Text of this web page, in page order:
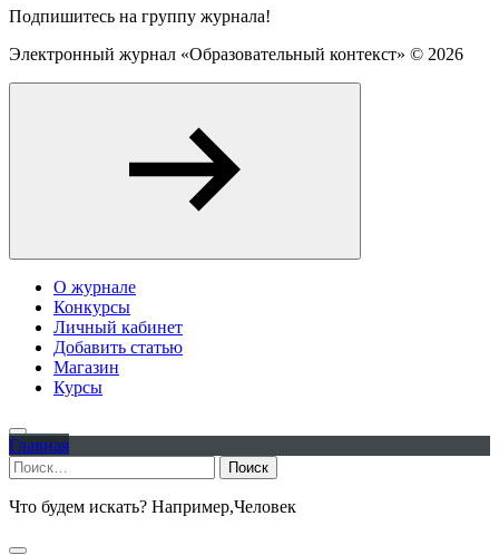
Подпишитесь на группу журнала!
Электронный журнал «Образовательный контекст» © 2026
О журнале
Конкурсы
Личный кабинет
Добавить статью
Магазин
Курсы
Главная
Найти:
Что будем искать? Например,Человек